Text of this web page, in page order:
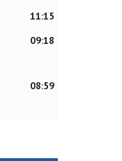
11:15
09:18
08:59